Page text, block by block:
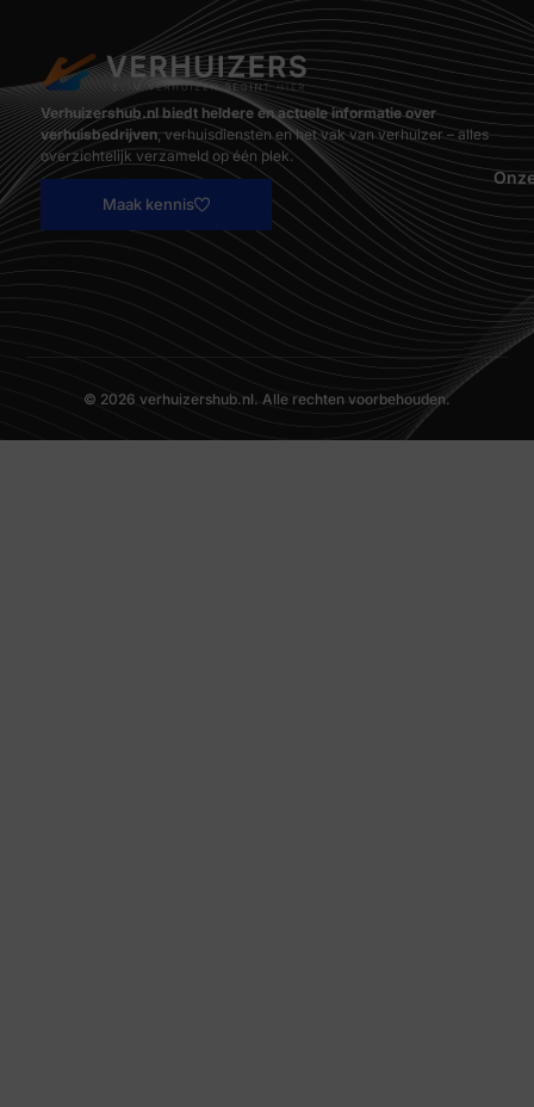
Verhuizershub.nl biedt heldere en actuele informatie over
verhuisbedrijven, verhuisdiensten en het vak van verhuizer – alles
overzichtelijk verzameld op één plek.
Maak kennis
© 2026 verhuizershub.nl. Alle rechten voorbehouden.